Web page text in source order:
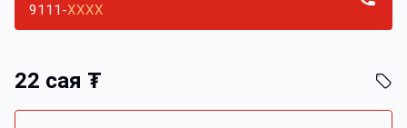
9111-XXXX
22 сая ₮